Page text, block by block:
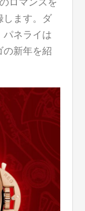
ロマンスを
します。ダ
パネライは
の新年を紹